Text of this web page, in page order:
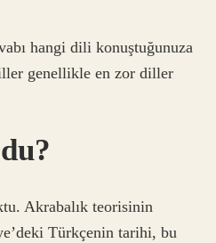
hangi dili konuştuğunuza
genellikle en zor diller
Akrabalık teorisinin
Türkçenin tarihi, bu